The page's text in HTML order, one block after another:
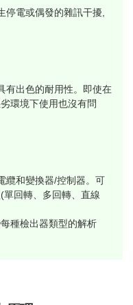
停電或偶發的雜訊干擾,
有出色的耐用性。即使在
環境下使用也沒有問
纜和變換器/控制器。可
回轉、多回轉、直線
種檢出器類型的解析